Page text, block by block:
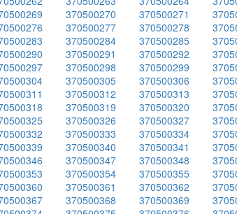
370500270 370500271
370500277 370500278
370500284 370500285
370500291 370500292
370500298 370500299
370500305 370500306
370500312 370500313
370500319 370500320
370500326 370500327
370500333 370500334
370500340 370500341
370500347 370500348
370500354 370500355
370500361 370500362
370500368 370500369